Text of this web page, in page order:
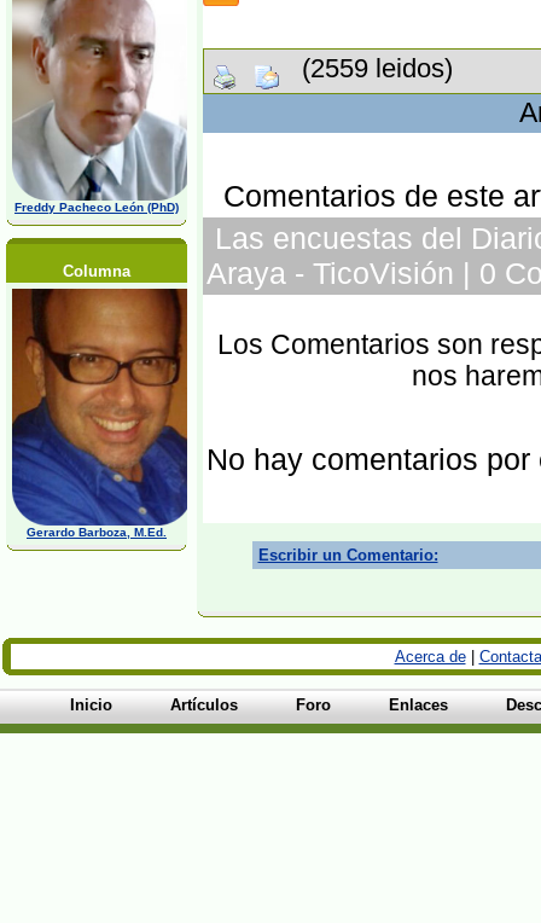
Freddy Pacheco León (PhD)
Columna
Gerardo Barboza, M.Ed.
(2559 leidos)
Comentarios de este
Las encuestas del
Araya - TicoVisión | 0
Los Comentarios son
nos
No hay comentarios por
Escribir un Comentario:
Acerca de|
Inicio Artículos Foro Enlaces